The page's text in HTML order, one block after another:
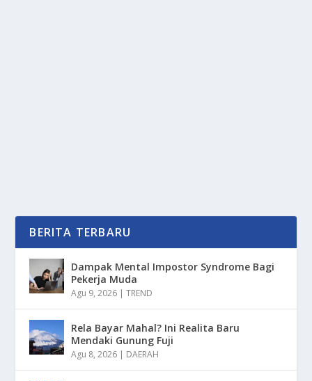
BERITA TERBARU
Dampak Mental Impostor Syndrome Bagi
Pekerja Muda
Agu 9, 2026 |TREND
Rela Bayar Mahal? Ini Realita Baru
Mendaki Gunung Fuji
Agu 8, 2026 | DAERAH